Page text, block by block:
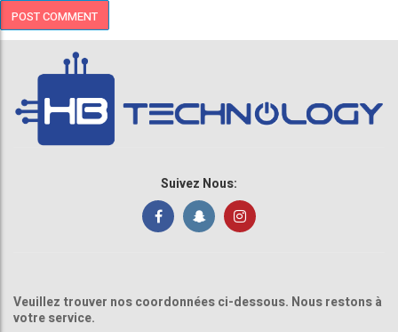
Suivez Nous:
Veuillez trouver nos coordonnées ci-dessous. Nous restons à
votre service.